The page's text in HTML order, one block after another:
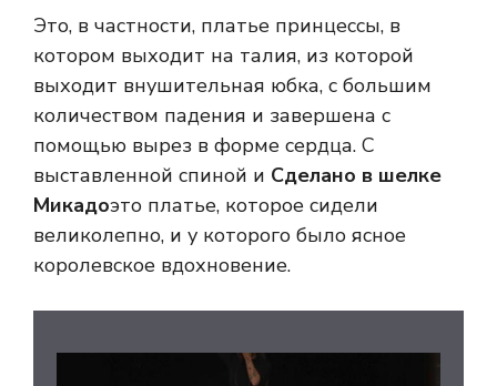
Это, в частности, платье принцессы, в
котором выходит на талия, из которой
выходит внушительная юбка, с большим
количеством падения и завершена с
помощью вырез в форме сердца. С
выставленной спиной и Сделано в шелке
Микадоэто платье, которое сидели
великолепно, и у которого было ясное
королевское вдохновение.